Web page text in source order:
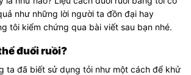
như những lời người ta đồn đại hay
tôi kiểm chứng qua bài viết sau bạn nhé.
đuổi ruồi?
ta đã biết sử dụng tỏi như một cách để khử